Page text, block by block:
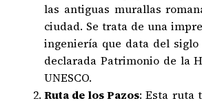
las antiguas murallas
ciudad. Se trata de una
ingeniería que data del
declarada Patrimonio de la
UNESCO.
Ruta de los Pazos: Esta ruta